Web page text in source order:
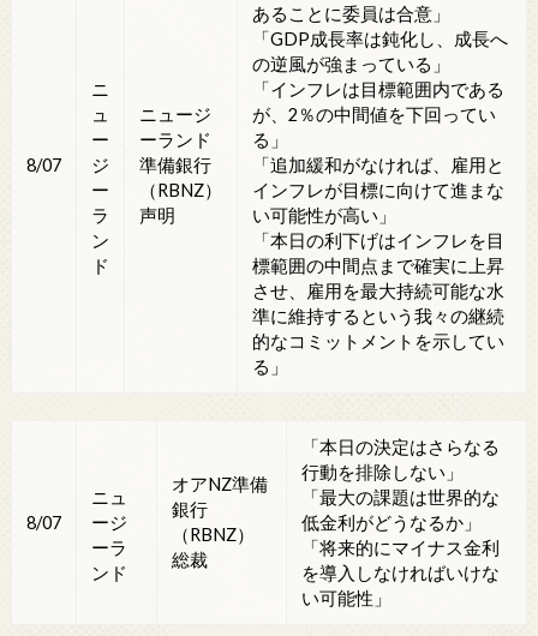
8/07
ニ
ュ
ー
ジ
ー
ラ
ン
ド
ニュージ
ーランド
準備銀行
（RBNZ）
声明
あることに委員は合意」
「GDP成長率は鈍化し、成長へ
の逆風が強まっている」
「インフレは目標範囲内である
が、2％の中間値を下回ってい
る」
「追加緩和がなければ、雇用と
インフレが目標に向けて進まな
い可能性が高い」
「本日の利下げはインフレを目
標範囲の中間点まで確実に上昇
させ、雇用を最大持続可能な水
準に維持するという我々の継続
的なコミットメントを示してい
る」
8/07
ニュ
ージ
ーラ
ンド
オアNZ準備
銀行
（RBNZ）
総裁
「本日の決定はさらなる
行動を排除しない」
「最大の課題は世界的な
低金利がどうなるか」
「将来的にマイナス金利
を導入しなければいけな
い可能性」